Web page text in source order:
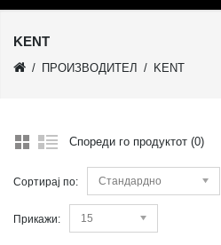
KENT
ПРОИЗВОДИТЕЛ KENT
Спореди го продуктот (0)
Сортирај по: Стандардно
Прикажи: 15